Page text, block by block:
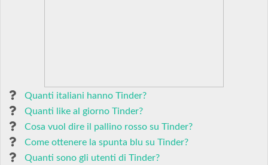
Quanti italiani hanno Tinder?
Quanti like al giorno Tinder?
Cosa vuol dire il pallino rosso su Tinder?
Come ottenere la spunta blu su Tinder?
Quanti sono gli utenti di Tinder?